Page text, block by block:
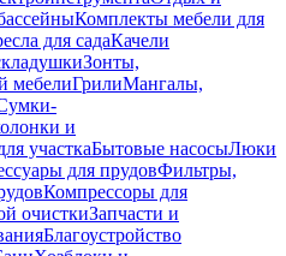
Комплекты мебели для
для садаКачели
Зонты,
мебелиГрилиМангалы,
и
участкаБытовые насосыЛюки
для прудовФильтры,
Компрессоры для
очисткиЗапчасти и
Благоустройство